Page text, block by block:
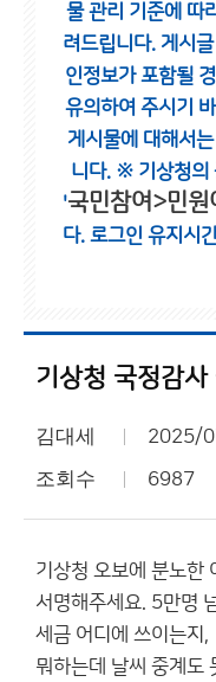
물 관리 기준에 따
려드립니다. 게시
인정보가 포함될
유의하여 주시기
게시물에 대해서
니다. ※ 기상청의
'국민참여>민원
다. 로그인 유지시
기상청 국정감
김대세 2025/
조회수 6987
기상청 오보에 분노한
서명해주세요. 5만명
세금 어디에 쓰이는지,
뭐하는데 날씨 중계도